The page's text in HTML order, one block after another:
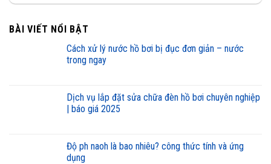
BÀI VIẾT NỔI BẬT
cách xử lý nước hồ bơi bị đục đơn giản – nước
trong ngay
dịch vụ lắp đặt sửa chữa đèn hồ bơi chuyên nghiệp
| báo giá 2025
độ ph naoh là bao nhiêu? công thức tính và ứng
dụng